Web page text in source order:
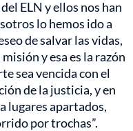
ELN y ellos nos han
lo hemos ido a
de salvar las vidas,
y esa es la razón
sea vencida con el
de la justicia, y en
lugares apartados,
por trochas”.